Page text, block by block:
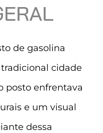
de gasolina
cidade
posto enfrentava
e um visual
dessa